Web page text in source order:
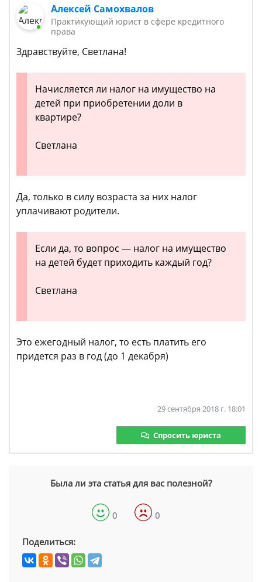
Алексей Самохвалов
Практикующий юрист в сфере кредитного
права
Здравствуйте, Светлана!
Начисляется ли налог на имущество на
детей при приобретении доли в
квартире?
Светлана
Да, только в силу возраста за них налог
уплачивают родители.
Если да, то вопрос — налог на имущество
на детей будет приходить каждый год?
Светлана
Это ежегодный налог, то есть платить его
придется раз в год (до 1 декабря)
29 сентября 2018 г. 18:01
Спросить юриста
Была ли эта статья для вас полезной?
0 0
Поделиться: